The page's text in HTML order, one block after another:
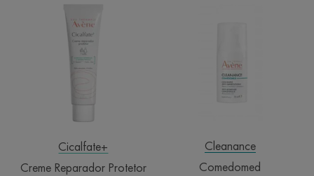
Protetor
Cicalfate+
Creme Reparador Protetor
Cleanance
Comedomed